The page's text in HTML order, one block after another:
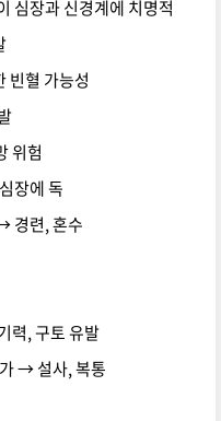
심장과 신경계에 치명적
빈혈 가능성
위험
장에 독
경련, 혼수
력, 구토 유발
→ 설사, 복통